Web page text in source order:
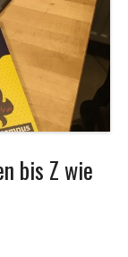
bis Z wie